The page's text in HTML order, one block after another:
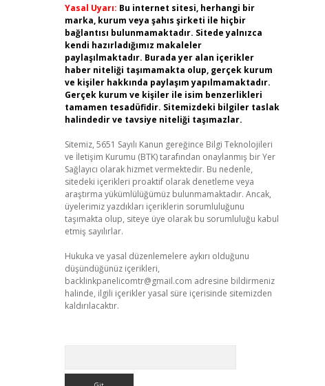
Yasal Uyarı: Bu internet sitesi, herhangi bir
marka, kurum veya şahıs şirketi ile hiçbir
bağlantısı bulunmamaktadır. Sitede yalnızca
kendi hazırladığımız makaleler
paylaşılmaktadır. Burada yer alan içerikler
haber niteliği taşımamakta olup, gerçek kurum
ve kişiler hakkında paylaşım yapılmamaktadır.
Gerçek kurum ve kişiler ile isim benzerlikleri
tamamen tesadüfidir. Sitemizdeki bilgiler taslak
halindedir ve tavsiye niteliği taşımazlar.
Sitemiz, 5651 Sayılı Kanun gereğince Bilgi Teknolojileri
ve İletişim Kurumu (BTK) tarafından onaylanmış bir Yer
Sağlayıcı olarak hizmet vermektedir. Bu nedenle,
sitedeki içerikleri proaktif olarak denetleme veya
araştırma yükümlülüğümüz bulunmamaktadır. Ancak,
üyelerimiz yazdıkları içeriklerin sorumluluğunu
taşımakta olup, siteye üye olarak bu sorumluluğu kabul
etmiş sayılırlar.
Hukuka ve yasal düzenlemelere aykırı olduğunu
düşündüğünüz içerikleri,
backlinkpanelicomtr@gmail.com adresine bildirmeniz
halinde, ilgili içerikler yasal süre içerisinde sitemizden
kaldırılacaktır.